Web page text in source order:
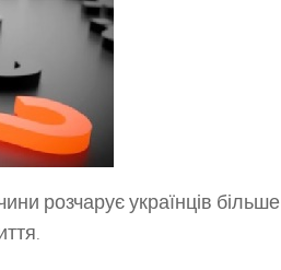
розчарує українців більше